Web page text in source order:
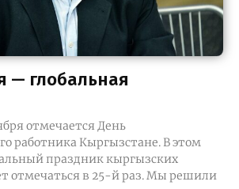
— глобальная
отмечается День
работника Кыргызстане. В этом
праздник кыргызских
в 25-й раз. Мы решили